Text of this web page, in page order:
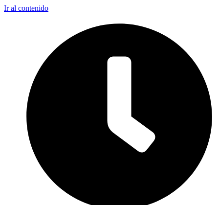
Ir al contenido